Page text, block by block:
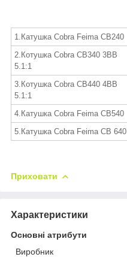
1.Катушка Cobra Feima CB240
2.Котушка Cobra СВ340 3BB
5.1:1
3.Котушка Cobra СВ440 4BB
5.1:1
4.Катушка Cobra Feima CB540
5.Катушка Cobra Feima CB 640
Приховати
Характеристики
Основні атрибути
Виробник